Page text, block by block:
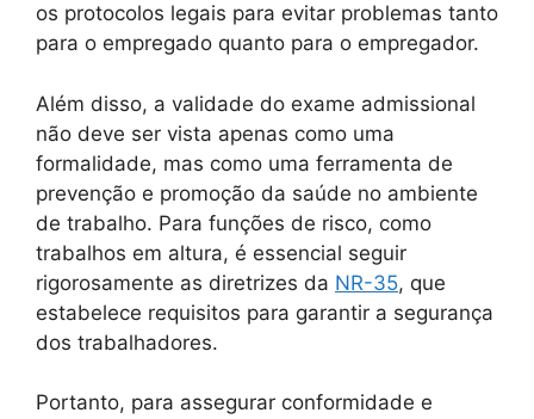
os protocolos legais para evitar problemas tanto
para o empregado quanto para o empregador.
Além disso, a validade do exame admissional
não deve ser vista apenas como uma
formalidade, mas como uma ferramenta de
prevenção e promoção da saúde no ambiente
de trabalho. Para funções de risco, como
trabalhos em altura, é essencial seguir
rigorosamente as diretrizes da NR-35, que
estabelece requisitos para garantir a segurança
dos trabalhadores.
Portanto, para assegurar conformidade e